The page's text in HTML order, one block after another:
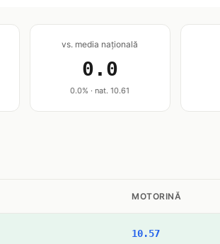
vs. media națională
0.0
0.0% · nat. 10.61
MOTORINĂ
10.57